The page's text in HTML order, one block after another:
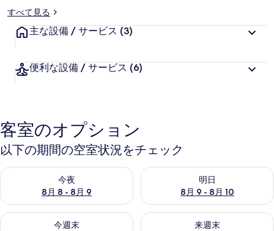
件
の
ミ
すべて見る
主な設備 / サービス (3)
便利な設備 / サービス (6)
客室のオプション
以下の期間の空室状況をチェック
今夜
8月 8 - 8月 9
今夜 8月 8 - 8月 9 の空室状況をチェック
明日
8月 9 - 8月 10
明日 8月 9 - 8月 10 の空室状
今週末
今週末 8月 14 - 8月 16 の空室状況をチェック
来週末
来週末 8月 21 - 8月 23 の空室